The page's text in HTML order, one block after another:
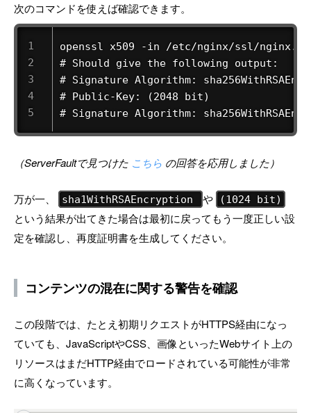
次のコマンドを使えば確認できます。
openssl x509 -in /etc/nginx/ssl/
# Should give the following output:
# Signature Algorithm:
# Public-Key: (2048 bit)
# Signature Algorithm:
（ServerFaultで見つけた こちら の回答を応用しました）
万が一、 sha1WithRSAEncryption や (1024 bit)
という結果が出てきた場合は最初に戻ってもう一度正しい設
定を確認し、再度証明書を生成してください。
コンテンツの混在に関する警告を確認
この段階では、たとえ初期リクエストがHTTPS経由になっ
ていても、JavaScriptやCSS、画像といったWebサイト上の
リソースはまだHTTP経由でロードされている可能性が非常
に高くなっています。